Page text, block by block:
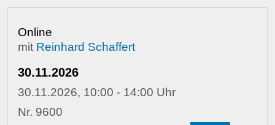
Online
mit Reinhard Schaffert
30.11.2026
30.11.2026, 10:00 - 14:00 Uhr
Nr. 9600